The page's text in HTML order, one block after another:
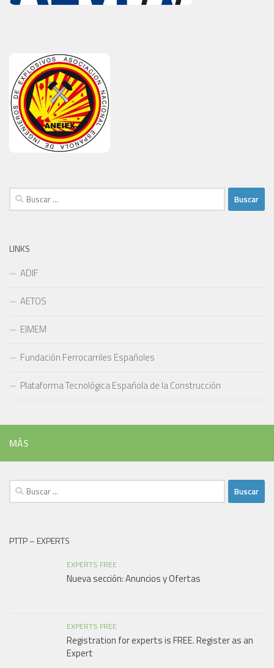
Buscar:
LINKS
ADIF
AETOS
EIMEM
Fundación Ferrocarriles Españoles
Plataforma Tecnológica Española de la Construcción
MÁS
Buscar:
PTTP – EXPERTS
EXPERTS FREE
Nueva sección: Anuncios y Ofertas
EXPERTS FREE
Registration for experts is FREE. Register as an
Expert